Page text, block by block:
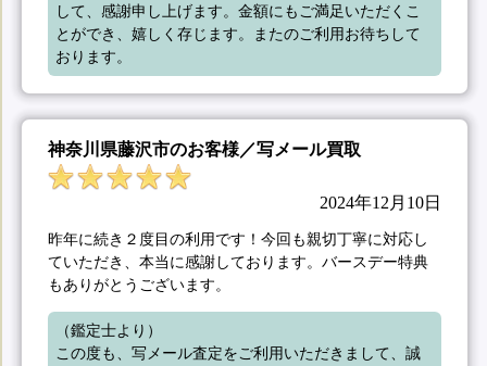
して、感謝申し上げます。金額にもご満足いただくこ
とができ、嬉しく存じます。またのご利用お待ちして
おります。
神奈川県藤沢市のお客様／写メール買取
2024年12月10日
昨年に続き２度目の利用です！今回も親切丁寧に対応し
ていただき、本当に感謝しております。バースデー特典
もありがとうございます。
（鑑定士より）
この度も、写メール査定をご利用いただきまして、誠